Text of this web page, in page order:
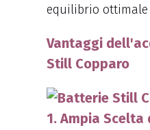
equilibrio ottimale
Vantaggi
Still Copparo
1. Ampia Scelta